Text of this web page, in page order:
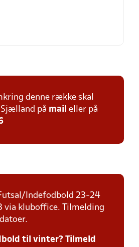
denne række skal
på mail eller på
Indefodbold 23-24
via kluboffice. Tilmelding
til vinter? Tilmeld